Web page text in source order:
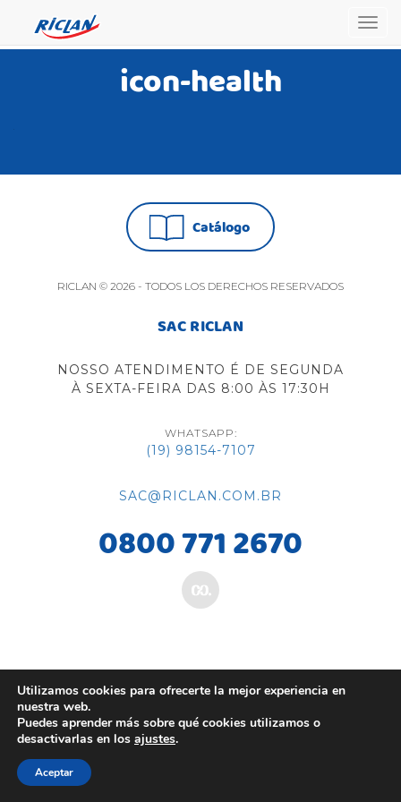
icon-health
Catálogo
RICLAN © 2026 - TODOS LOS DERECHOS RESERVADOS
SAC RICLAN
NOSSO ATENDIMENTO É DE SEGUNDA
À SEXTA-FEIRA DAS 8:00 ÀS 17:30H
WHATSAPP:
(19) 98154-7107
SAC@RICLAN.COM.BR
0800 771 2670
Utilizamos cookies para ofrecerte la mejor experiencia en
nuestra web.
Puedes aprender más sobre qué cookies utilizamos o
desactivarlas en los ajustes.
Aceptar